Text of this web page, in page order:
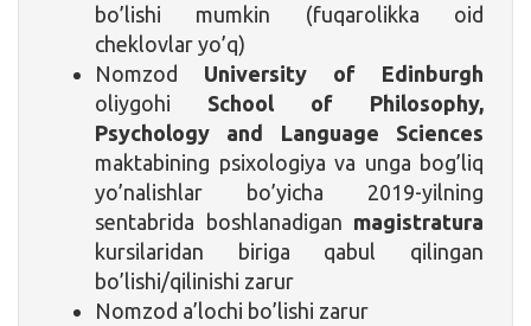
bo’lishi mumkin (fuqarolikka oid
cheklovlar yo’q)
Nomzod University of Edinburgh
oliygohi School of Philosophy,
Psychology and Language Sciences
maktabining psixologiya va unga bog’liq
yo’nalishlar bo’yicha 2019-yilning
sentabrida boshlanadigan magistratura
kursilaridan biriga qabul qilingan
bo’lishi/qilinishi zarur
Nomzod a’lochi bo’lishi zarur